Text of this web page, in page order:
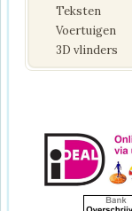
Teksten
Voertuigen
3D vlinders